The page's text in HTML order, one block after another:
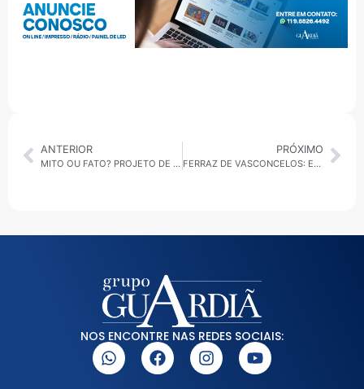
ANTERIOR
MITO OU FATO? PROJETO DE VISTORIA VEICULAR NÃO CRIA TAXA PARA O POVO E DESMONTA NARRATIVA DE MEDO
PRÓXIMO
FERRAZ DE VASCONCELOS: EX-PREFEITO ACIR FILLÓ DIZ QUE VAI PARTICIPAR DA CENA POLÍTICA NESTE ANO
NOS ENCONTRE NAS REDES SOCIAIS: